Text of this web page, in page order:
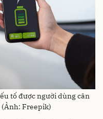
tố được người dùng cân
Freepik)